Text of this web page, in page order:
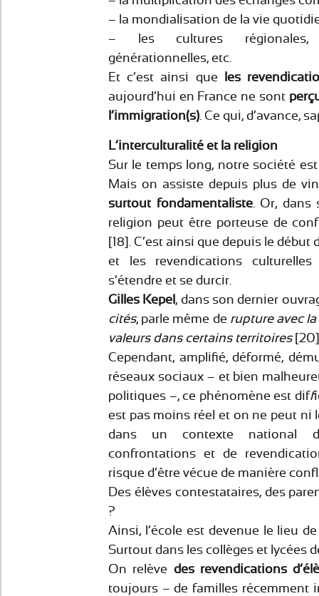
– la mondialisation de la vie
– les cultures régionales,
générationnelles, etc.
Et c’est ainsi que
les
aujourd’hui en France ne sont
l’immigration(s). Ce qui, d’avance,
L’interculturalité et la religion
Sur le temps long, notre société
Mais on assiste depuis plus de
surtout fondamentaliste. Or, dans
religion peut être porteuse de
[18]. C’est ainsi que depuis le
et les revendications
s’étendre et se durcir.
Gilles Kepel , dans son dernier
cités, parle même de rupture avec
valeurs dans certains territoires
Cependant, amplifié, déformé,
réseaux sociaux – et bien
politiques –, ce phénomène est diff
est pas moins réel et on ne peut ni
dans un contexte national
confrontations et de
risque d’être vécue de manière
Des élèves contestataires, des
?
Ainsi, l’école est devenue le lieu
Surtout dans les collèges et lycées
On relève des revendications
toujours – de familles récemment